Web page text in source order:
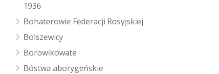
1936
Bohaterowie Federacji Rosyjskiej
Bolszewicy
Borowikowate
Bóstwa aborygeńskie